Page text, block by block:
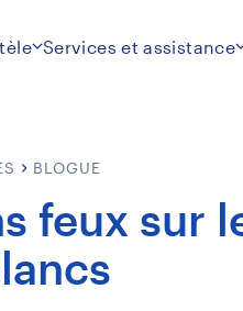
Services et assistance
BLOGUE
feux sur